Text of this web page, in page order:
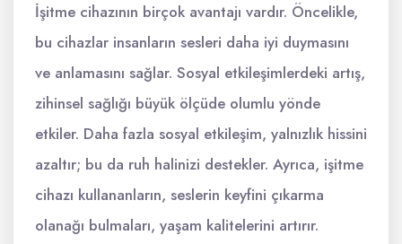
İşitme cihazının birçok avantajı vardır. Öncelikle,
bu cihazlar insanların sesleri daha iyi duymasını
ve anlamasını sağlar. Sosyal etkileşimlerdeki artış,
zihinsel sağlığı büyük ölçüde olumlu yönde
etkiler. Daha fazla sosyal etkileşim, yalnızlık hissini
azaltır; bu da ruh halinizi destekler. Ayrıca, işitme
cihazı kullananların, seslerin keyfini çıkarma
olanağı bulmaları, yaşam kalitelerini artırır.